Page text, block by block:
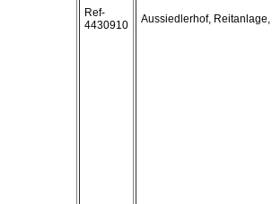
Ref-
4430910
Aussiedlerhof,